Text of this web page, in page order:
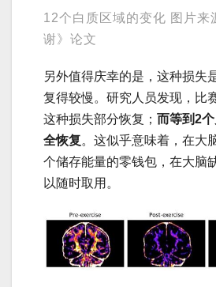
12个白质区域的变化 图片来
谢》论文
另外值得庆幸的是，这种损失
复得较慢。研究人员发现，比
这种损失部分恢复； 而等到2
全恢复。这似乎意味着，在大
个储存能量的零钱包，在大脑
以随时取用。